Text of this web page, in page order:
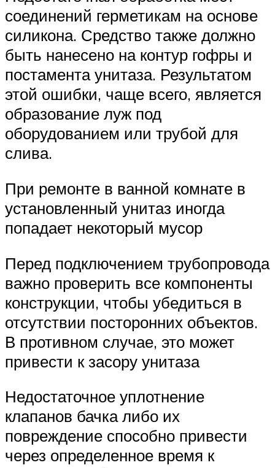
соединений герметикам на основе
силикона. Средство также должно
быть нанесено на контур гофры и
постамента унитаза. Результатом
этой ошибки, чаще всего, является
образование луж под
оборудованием или трубой для
слива.
При ремонте в ванной комнате в
установленный унитаз иногда
попадает некоторый мусор
Перед подключением трубопровода
важно проверить все компоненты
конструкции, чтобы убедиться в
отсутствии посторонних объектов.
В противном случае, это может
привести к засору унитаза
Недостаточное уплотнение
клапанов бачка либо их
повреждение способно привести
через определенное время к